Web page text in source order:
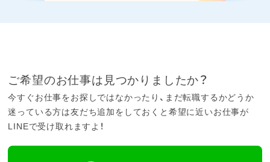
ご希望のお仕事は見つかりましたか？
今すぐお仕事をお探しではなかったり、まだ転職するかどうか
迷っている方は友だち追加をしておくと希望に近いお仕事が
LINEで受け取れますよ！